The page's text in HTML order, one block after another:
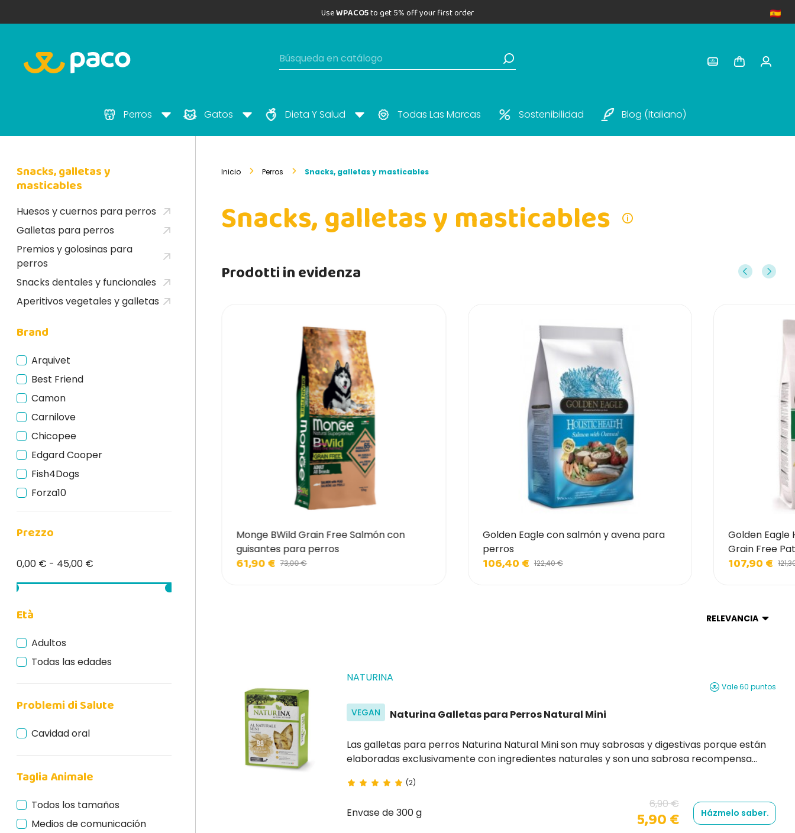
UseWPACO5to get 5% off your first order
Perros Gatos Dieta Y Salud Todas Las Marcas Sostenibilidad Blog (italiano)
Snacks, galletas y
masticables
Huesos y cuernos para perros
Galletas para perros
Premios y golosinas para
perros
Snacks dentales y funcionales
Aperitivos vegetales y galletas
Brand
Arquivet
Best Friend
Camon
Carnilove
Chicopee
Edgard Cooper
Fish4Dogs
Forza10
Mediterranean Natural
Natural Code
The Buffalo Co.
The Red Oak
Prezzo
0,00 € - 45,00 €
Età
Adultos
Todas las edades
Problemi di Salute
Cavidad oral
Taglia Animale
Todos los tamaños
Medios de comunicación
Inicio Perros Snacks, galletas y masticables
Snacks, galletas y masticables
Prodotti in evidenza
IN ITALY
Wellness Brown Valley Mini Adulto
€ 12,50 €
Monge BWild Grain Free Salmón con
guisantes para perros
61,90 € 73,00 €
Golden Eagle con salmón y avena para
perros
106,40 € 122,40 €
Golden Eagle
Grain Free
107,90 €
RELEVANCIA
NATURINA
Vale 60 puntos
VEGAN Naturina Galletas para Perros Natural Mini
Las galletas para perros Naturina Natural Mini son muy sabrosas y digestivas porque están
elaboradas exclusivamente con ingredientes naturales y son una sabrosa recompensa
(2)
Envase de 300 g
6,90 €
5,90 € Házmelo saber.